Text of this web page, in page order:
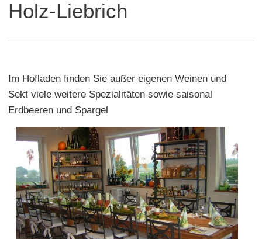
Holz-Liebrich
Im Hofladen finden Sie außer eigenen Weinen und
Sekt viele weitere Spezialitäten sowie saisonal
Erdbeeren und Spargel